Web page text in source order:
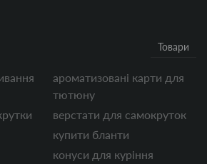
Товари
ароматизовані карти для
тютюну
верстати для самокруток
купити бланти
конуси для куріння